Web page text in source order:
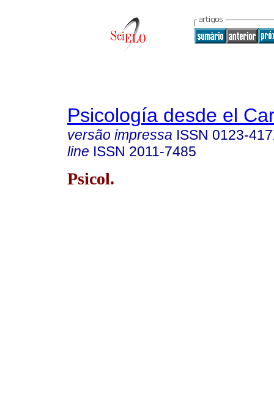
Psicología desde el
versão impressa ISSN 0123-
line ISSN 2011-7485
Psicol.